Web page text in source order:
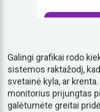
Galingi grafikai rodo
sistemos raktažodį,
svetainė kyla, ar
monitorius prijungtas
galėtumėte greitai